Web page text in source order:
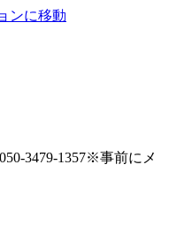
ンに移動
050-3479-1357※事前にメ